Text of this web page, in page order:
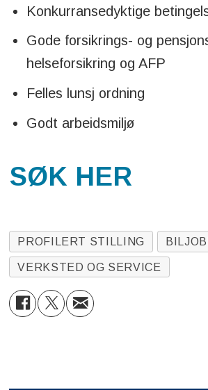
Konkurransedyktige
Gode forsikrings- og
helseforsikring og AFP
Felles lunsj ordning
Godt arbeidsmiljø
SØK HER
PROFILERT STILLING
VERKSTED OG SERVICE